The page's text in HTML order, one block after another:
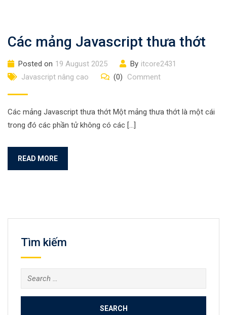
Các mảng Javascript thưa thớt
Posted on 19 August 2025 By itcore2431
Javascript nâng cao
(0) Comment
Các mảng Javascript thưa thớt Một mảng thưa thớt là một cái
trong đó các phần tử không có các […]
READ MORE
Tìm kiếm
Search
for: